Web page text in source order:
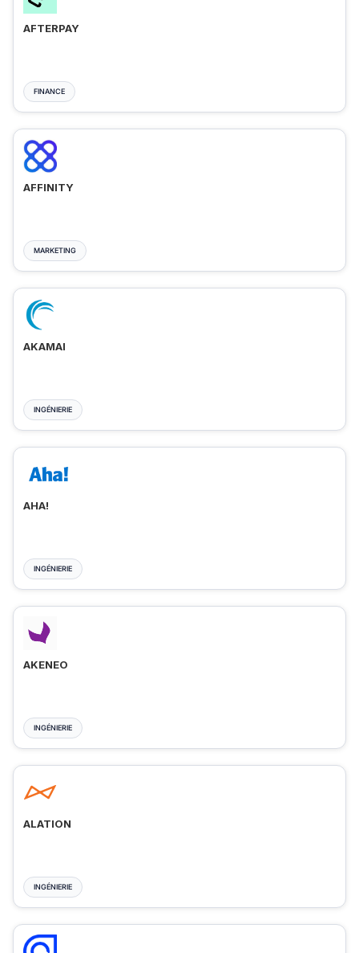
AFTERPAY
FINANCE
AFFINITY
MARKETING
AKAMAI
INGÉNIERIE
AHA!
INGÉNIERIE
AKENEO
INGÉNIERIE
ALATION
INGÉNIERIE